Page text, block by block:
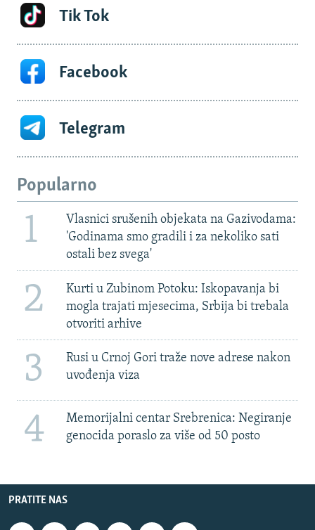
Tik Tok
Facebook
Telegram
Popularno
1
Vlasnici srušenih objekata na Gazivodama:
'Godinama smo gradili i za nekoliko sati
ostali bez svega'
2
Kurti u Zubinom Potoku: Iskopavanja bi
mogla trajati mjesecima, Srbija bi trebala
otvoriti arhive
3
Rusi u Crnoj Gori traže nove adrese nakon
uvođenja viza
4
Memorijalni centar Srebrenica: Negiranje
genocida poraslo za više od 50 posto
PRATITE NAS